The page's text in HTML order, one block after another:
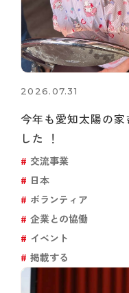
2026.07.31
今年も愛知太陽の
した ！
交流事業
日本
ボランティア
企業との協働
イベント
掲載する